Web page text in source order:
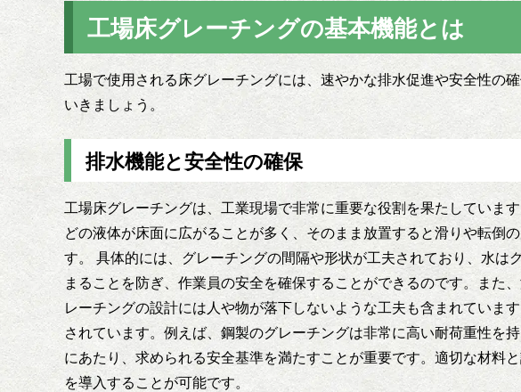
工場床グレーチングの基本機能とは
工場で使用される床グレーチングには、速やかな排水促進や安全性の
いきましょう。
排水機能と安全性の確保
工場床グレーチングは、工業現場で非常に重要な役割を果たしていま
どの液体が床面に広がることが多く、そのまま放置すると滑りや転倒
す。 具体的には、グレーチングの間隔や形状が工夫されており、水
まることを防ぎ、作業員の安全を確保することができるのです。また
レーチングの設計には人や物が落下しないような工夫も含まれていま
されています。例えば、鋼製のグレーチングは非常に高い耐荷重性を
にあたり、求められる安全基準を満たすことが重要です。適切な材料
を導入することが可能です。